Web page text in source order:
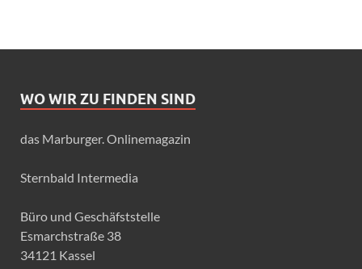
WO WIR ZU FINDEN SIND
das Marburger. Onlinemagazin
Sternbald Intermedia
Büro und Geschäfststelle
Esmarchstraße 38
34121 Kassel